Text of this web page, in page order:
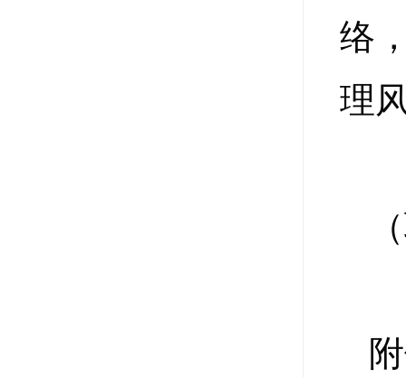
络
理